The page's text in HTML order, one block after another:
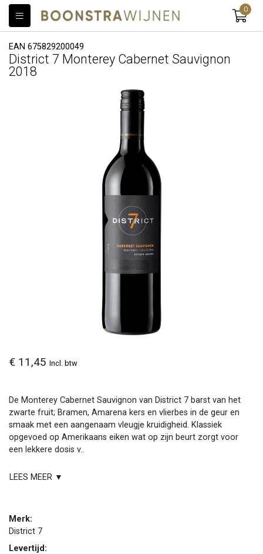
0
EAN 675829200049
District 7 Monterey Cabernet Sauvignon
2018
€ 11,45 Incl. btw
De Monterey Cabernet Sauvignon van District 7 barst van het
zwarte fruit; Bramen, Amarena kers en vlierbes in de geur en
smaak met een aangenaam vleugje kruidigheid. Klassiek
opgevoed op Amerikaans eiken wat op zijn beurt zorgt voor
een lekkere dosis v..
LEES MEER ▼
Merk:
District 7
Levertijd: